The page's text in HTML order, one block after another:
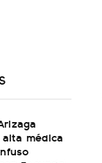
médica